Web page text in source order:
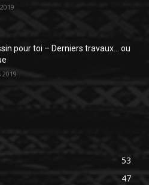
pour toi – Derniers travaux… ou
2019
53
47